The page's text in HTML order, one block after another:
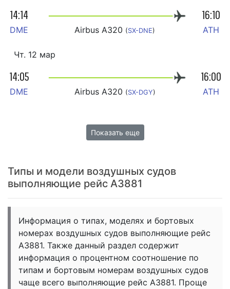
14:14 16:10
DME Airbus A320 (SX-DNE) ATH
Чт. 12 мар
14:05 16:00
DME Airbus A320 (SX-DGY) ATH
Показать еще
Типы и модели воздушных судов
выполняющие рейс A3881
Информация о типах, моделях и бортовых
номерах воздушных судов выполняющие рейс
A3881. Также данный раздел содержит
информация о процентном соотношение по
типам и бортовым номерам воздушных судов
чаще всего выполняющие рейс A3881. Проще